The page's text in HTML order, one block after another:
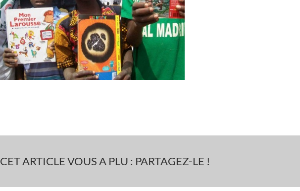
CET ARTICLE VOUS A PLU : PARTAGEZ-LE !